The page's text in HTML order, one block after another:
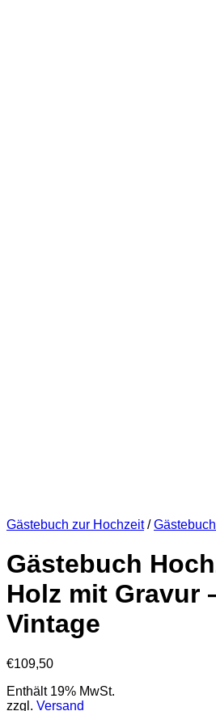
Gästebuch zur Hochzeit /
Gästebuch
Holz mit Gravur
Vintage
€109,50
Enthält 19% MwSt.
zzgl. Versand